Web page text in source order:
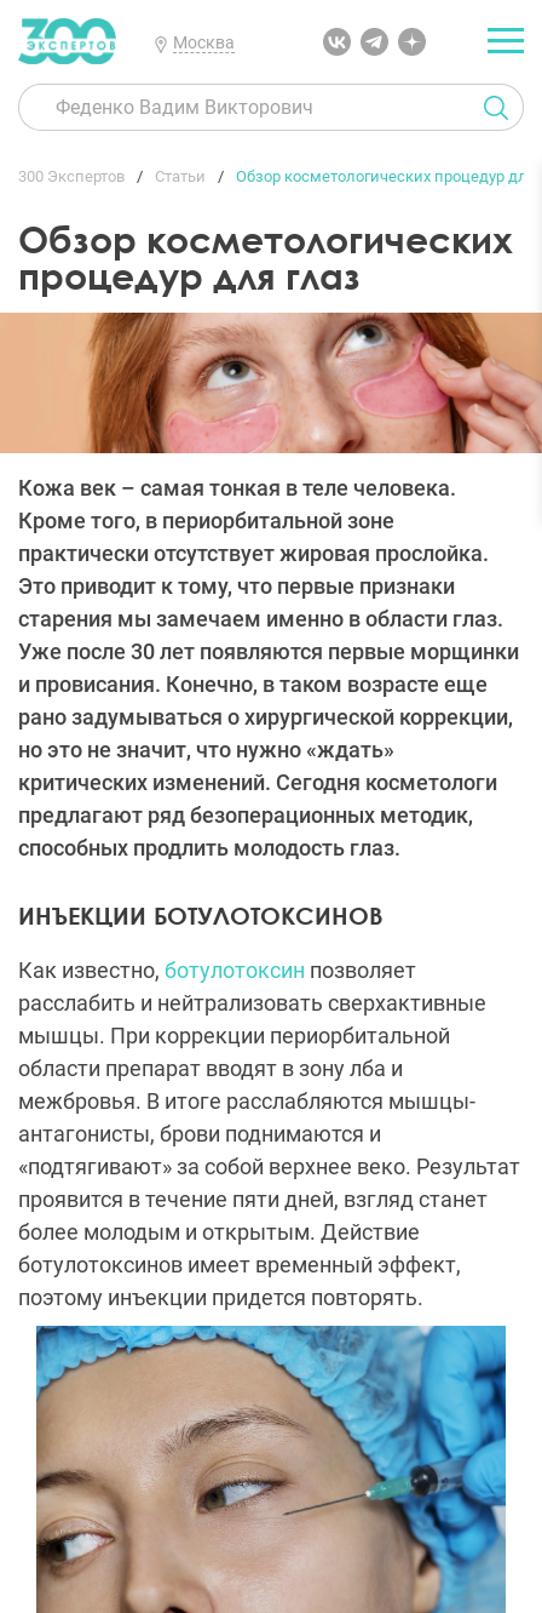
Москва
300 Экспертов Статьи Обзор косметологических процедур для
Обзор косметологических
процедур для глаз
Кожа век – самая тонкая в теле человека.
Кроме того, в периорбитальной зоне
практически отсутствует жировая прослойка.
Это приводит к тому, что первые признаки
старения мы замечаем именно в области глаз.
Уже после 30 лет появляются первые морщинки
и провисания. Конечно, в таком возрасте еще
рано задумываться о хирургической коррекции,
но это не значит, что нужно «ждать»
критических изменений. Сегодня косметологи
предлагают ряд безоперационных методик,
способных продлить молодость глаз.
ИНЪЕКЦИИ БОТУЛОТОКСИНОВ
Как известно, ботулотоксин позволяет
расслабить и нейтрализовать сверхактивные
мышцы. При коррекции периорбитальной
области препарат вводят в зону лба и
межбровья. В итоге расслабляются мышцы-
антагонисты, брови поднимаются и
«подтягивают» за собой верхнее веко. Результат
проявится в течение пяти дней, взгляд станет
более молодым и открытым. Действие
ботулотоксинов имеет временный эффект,
поэтому инъекции придется повторять.